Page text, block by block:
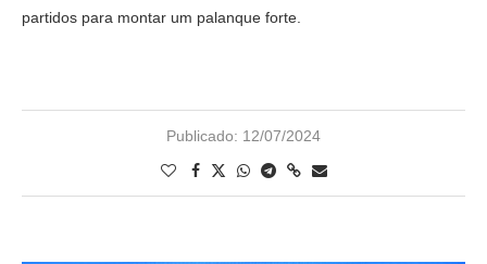
partidos para montar um palanque forte.
Publicado: 12/07/2024